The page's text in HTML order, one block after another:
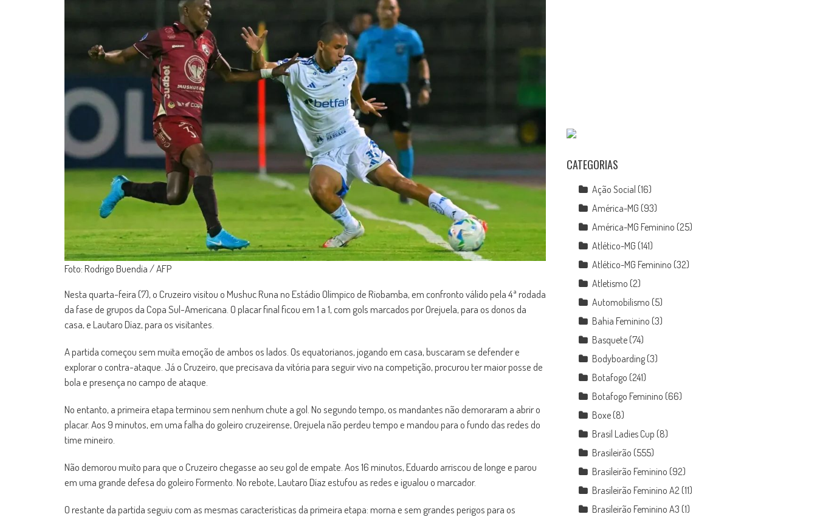
Foto: Rodrigo Buendia / AFP
Nesta quarta-feira (7), o Cruzeiro visitou o Mushuc Runa no Estádio Olímpico de Riobamba, em confronto válido pela 4ª rodada
da fase de grupos da Copa Sul-Americana. O placar final ficou em 1 a 1, com gols marcados por Orejuela, para os donos da
casa, e Lautaro Díaz, para os visitantes.
A partida começou sem muita emoção de ambos os lados. Os equatorianos, jogando em casa, buscaram se defender e
explorar o contra-ataque. Já o Cruzeiro, que precisava da vitória para seguir vivo na competição, procurou ter maior posse de
bola e presença no campo de ataque.
No entanto, a primeira etapa terminou sem nenhum chute a gol. No segundo tempo, os mandantes não demoraram a abrir o
placar. Aos 9 minutos, em uma falha do goleiro cruzeirense, Orejuela não perdeu tempo e mandou para o fundo das redes do
time mineiro.
Não demorou muito para que o Cruzeiro chegasse ao seu gol de empate. Aos 16 minutos, Eduardo arriscou de longe e parou
em uma grande defesa do goleiro Formento. No rebote, Lautaro Díaz estufou as redes e igualou o marcador.
O restante da partida seguiu com as mesmas características da primeira etapa: morna e sem grandes perigos para os
CATEGORIAS
Ação Social (16)
América-MG (93)
América-MG Feminino (25)
Atlético-MG (141)
Atlético-MG Feminino (32)
Atletismo (2)
Automobilismo (5)
Bahia Feminino (3)
Basquete (74)
Bodyboarding (3)
Botafogo (241)
Botafogo Feminino (66)
Boxe (8)
Brasil Ladies Cup (8)
Brasileirão (555)
Brasileirão Feminino (92)
Brasileirão Feminino A2 (11)
Brasileirão Feminino A3 (1)